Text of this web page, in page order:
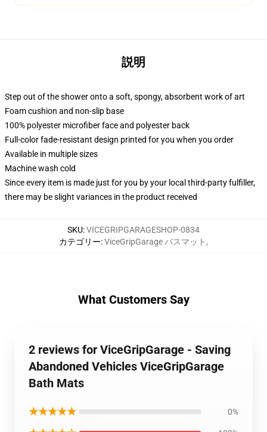
説明
Step out of the shower onto a soft, spongy, absorbent work of art
Foam cushion and non-slip base
100% polyester microfiber face and polyester back
Full-color fade-resistant design printed for you when you order
Available in multiple sizes
Machine wash cold
Since every item is made just for you by your local third-party fulfiller,
there may be slight variances in the product received
SKU:VICEGRIPGARAGESHOP-0834
カテゴリー:ViceGripGarage バスマット ,
What Customers Say
2 reviews for ViceGripGarage - Saving
Abandoned Vehicles ViceGripGarage
Bath Mats
★★★★★ 0%